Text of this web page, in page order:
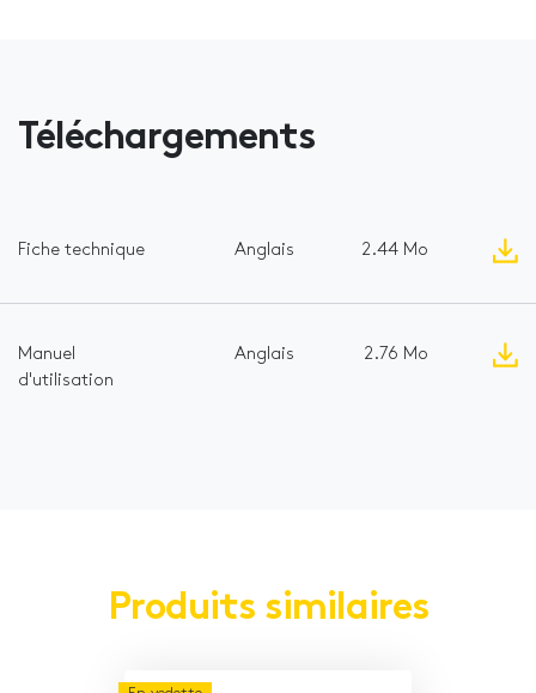
Téléchargements
Fiche technique Anglais 2.44 Mo
Manuel
d'utilisation
Anglais 2.76 Mo
Produits similaires